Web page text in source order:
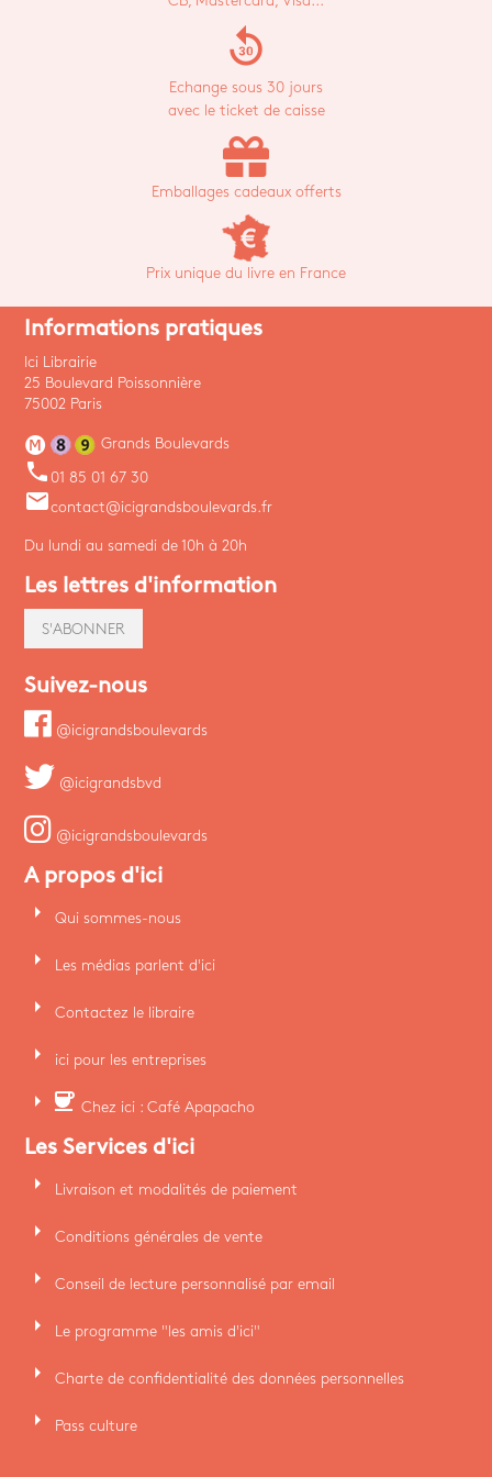
replay_30
Echange sous 30 jours
avec le ticket de caisse
Emballages cadeaux offerts
Prix unique du livre en France
Informations pratiques
Ici Librairie
25 Boulevard Poissonnière
75002 Paris
Grands Boulevards
phone 01 85 01 67 30
emailcontact@icigrandsboulevards.fr
Du lundi au samedi de 10h à 20h
Les lettres d'information
S'ABONNER
Suivez-nous
@icigrandsboulevards
@icigrandsbvd
@icigrandsboulevards
A propos d'ici
arrow_right Qui sommes-nous
arrow_right Les médias parlent d'ici
arrow_right Contactez le libraire
arrow_right ici pour les entreprises
arrow_right coffee Chez ici : Café Apapacho
Les Services d'ici
arrow_right Livraison et modalités de paiement
arrow_right Conditions générales de vente
arrow_right Conseil de lecture personnalisé par email
arrow_right Le programme "les amis d'ici"
arrow_right Charte de confidentialité des données personnelles
arrow_right Pass culture